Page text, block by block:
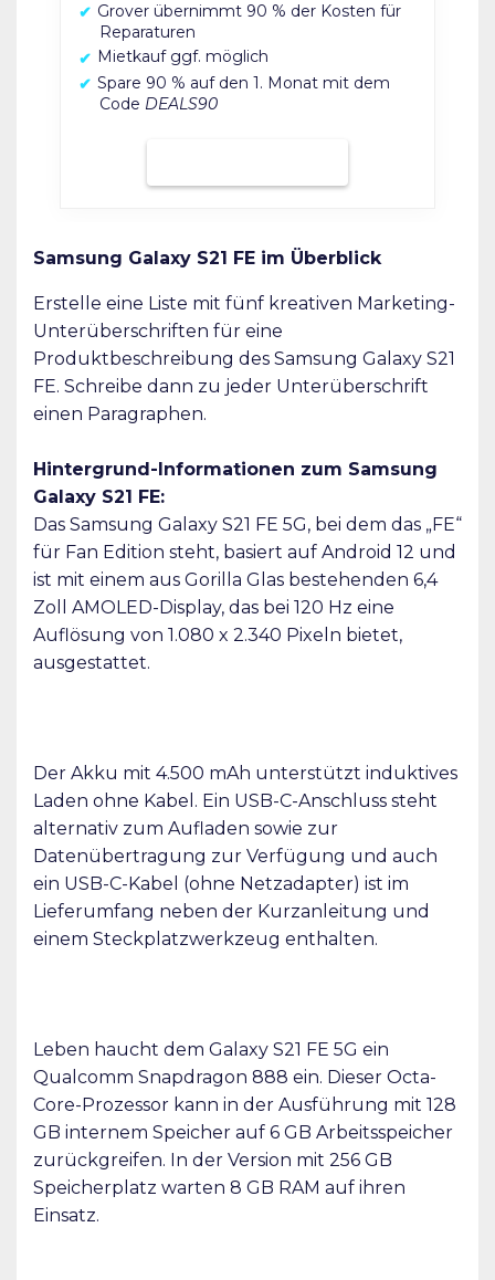
Grover übernimmt 90 % der Kosten für
Reparaturen
Mietkauf ggf. möglich
Spare 90 % auf den 1. Monat mit dem
Code DEALS90
Samsung Galaxy S21 FE im Überblick
Erstelle eine Liste mit fünf kreativen Marketing-
Unterüberschriften für eine
Produktbeschreibung des Samsung Galaxy S21
FE. Schreibe dann zu jeder Unterüberschrift
einen Paragraphen.
Hintergrund-Informationen zum Samsung
Galaxy S21 FE:
Das Samsung Galaxy S21 FE 5G, bei dem das „FE“
für Fan Edition steht, basiert auf Android 12 und
ist mit einem aus Gorilla Glas bestehenden 6,4
Zoll AMOLED-Display, das bei 120 Hz eine
Auflösung von 1.080 x 2.340 Pixeln bietet,
ausgestattet.
Der Akku mit 4.500 mAh unterstützt induktives
Laden ohne Kabel. Ein USB-C-Anschluss steht
alternativ zum Aufladen sowie zur
Datenübertragung zur Verfügung und auch
ein USB-C-Kabel (ohne Netzadapter) ist im
Lieferumfang neben der Kurzanleitung und
einem Steckplatzwerkzeug enthalten.
Leben haucht dem Galaxy S21 FE 5G ein
Qualcomm Snapdragon 888 ein. Dieser Octa-
Core-Prozessor kann in der Ausführung mit 128
GB internem Speicher auf 6 GB Arbeitsspeicher
zurückgreifen. In der Version mit 256 GB
Speicherplatz warten 8 GB RAM auf ihren
Einsatz.